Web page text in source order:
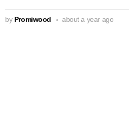
by Promiwood about a year ago